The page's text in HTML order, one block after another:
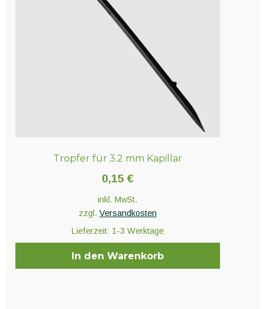
Tropfer für 3.2 mm Kapillar
0,15 €
inkl. MwSt.
zzgl. Versandkosten
Lieferzeit: 1-3 Werktage
In den Warenkorb